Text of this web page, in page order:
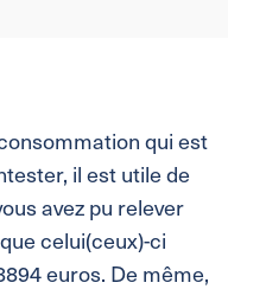
qui est
il est utile de
avez pu relever
celui(ceux)-ci
euros. De même,